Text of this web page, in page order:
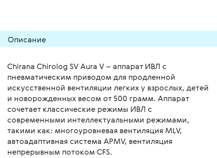
Описание
Chirana Chirolog SV Aura V – аппарат ИВЛ с
пневматическим приводом для продленной
искусственной вентиляции легких у взрослых, детей
и новорожденных весом от 500 грамм. Аппарат
сочетает классические режимы ИВЛ с
современными интеллектуальными режимами,
такими как: многоуровневая вентиляция MLV,
автоадаптивная система APMV, вентиляция
непрерывным потоком CFS.